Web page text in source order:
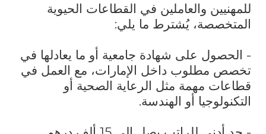
للمهنيين والعاملين في القطاعات الحيوية
المتخصصة، يُشترط ما يلي:
- الحصول على شهادة جامعية أو ما يعادلها في
تخصص مطلوب داخل الإمارات، مع العمل في
قطاعات مهمة مثل الرعاية الصحية أو
التكنولوجيا أو الهندسة.